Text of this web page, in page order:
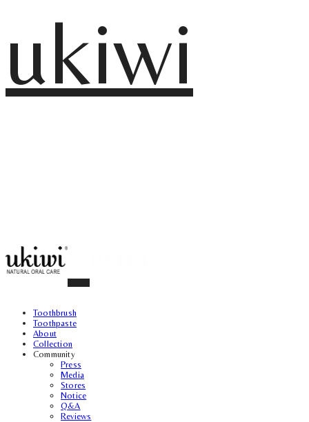
ukiwi
Toothbrush
Toothpaste
About
Collection
Community
Press
Media
Stores
Notice
Q&A
Reviews